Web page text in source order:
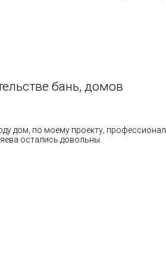
бань, домов
дом, по моему проекту,
остались довольны.